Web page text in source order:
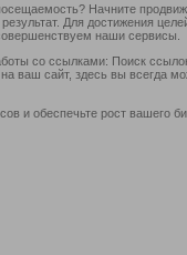
Начните
Для достижения
наши сервисы.
со ссылками: Поиск
ваш сайт, здесь вы всегда
и обеспечьте рост вашего